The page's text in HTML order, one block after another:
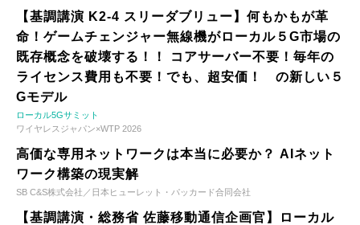
【基調講演 K2-4 スリーダブリュー】何もかもが革
命！ゲームチェンジャー無線機がローカル５G市場の
既存概念を破壊する！！ コアサーバー不要！毎年の
ライセンス費用も不要！でも、超安価！ の新しい５
Gモデル
ローカル5Gサミット
ワイヤレスジャパン×WTP 2026
高価な専用ネットワークは本当に必要か？ AIネット
ワーク構築の現実解
SB C&S株式会社／日本ヒューレット・パッカード合同会社
【基調講演・総務省 佐藤移動通信企画官】ローカル